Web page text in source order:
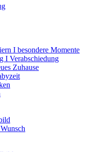
I besondere Momente
I Verabschiedung
Zuhause